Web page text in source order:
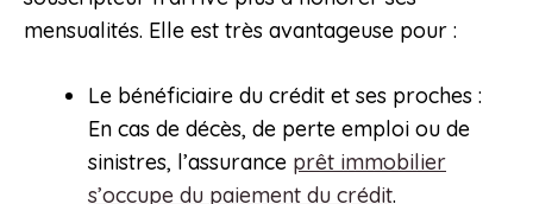
mensualités. Elle est très avantageuse pour :
Le bénéficiaire du crédit et ses proches :
En cas de décès, de perte emploi ou de
sinistres, l’assurance prêt immobilier
s’occupe du paiement du crédit.